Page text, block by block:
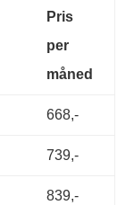
Pris
per
måned
668,-
739,-
839,-